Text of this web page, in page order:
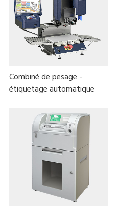
Combiné de pesage -
étiquetage automatique